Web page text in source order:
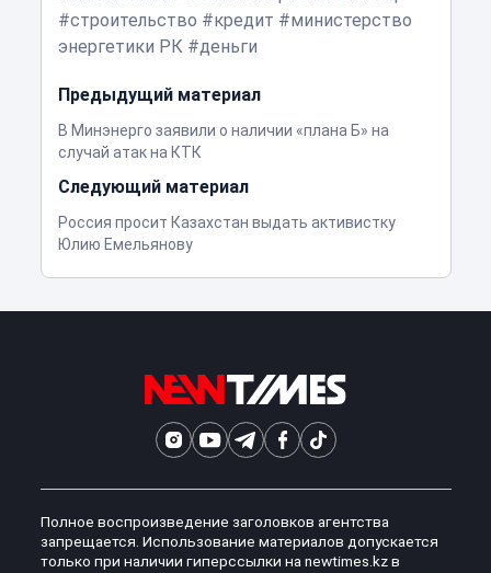
строительство
кредит
министерство
энергетики РК
деньги
Предыдущий материал
В Минэнерго заявили о наличии «плана Б» на
случай атак на КТК
Следующий материал
Россия просит Казахстан выдать активистку
Юлию Емельянову
Полное воспроизведение заголовков агентства
запрещается. Использование материалов допускается
только при наличии гиперссылки на newtimes.kz в